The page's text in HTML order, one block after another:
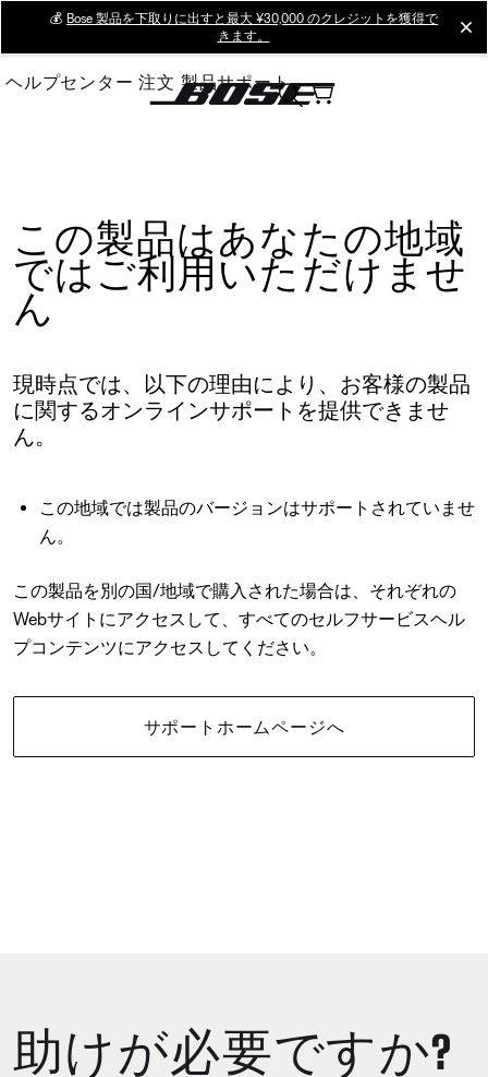
Main
💰 Bose 製品を下取りに出すと最大 ¥30,000 のクレジットを獲得で
きます。
ヘルプセンター 注文 製品サポート
この製品はあなたの地域
ではご利用いただけませ
ん
現時点では、以下の理由により、お客様の製品
に関するオンラインサポートを提供できませ
ん。
この地域では製品のバージョンはサポートされていませ
ん。
この製品を別の国/地域で購入された場合は、それぞれの
Webサイトにアクセスして、すべてのセルフサービスヘル
プコンテンツにアクセスしてください。
サポートホームページへ
助けが必要ですか?